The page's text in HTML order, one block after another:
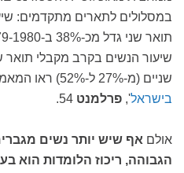
במסלולים לתארים מתקדמים:
שיעור הנשים בקרב מקבלי תואר
שניים (מ-27% ל-52%) ראו המאמר '
בישראל', פרלמנט
אולם אף שיש יותר נשים
הגבוהה, ריכוז הלומדות הוא